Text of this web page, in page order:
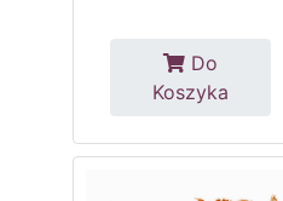
Do
Koszyka